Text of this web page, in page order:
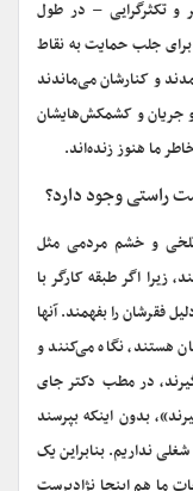
و تکثرگرایی – در طول
برای جلب حمایت به نقاط
و کنارشان می‌ماندند
جریان و کشمکش‌هایشان
ما هنوز زنده‌اند.
راستی وجود دارد؟
و خشم مردمی مثل
زیرا اگر طبقه کارگر با
فقرشان را بفهمند. آنها
هستند، نگاه می‌کنند و
در مطب دکتر جای
بدون اینکه بپرسند
نداریم. بنابراین یک